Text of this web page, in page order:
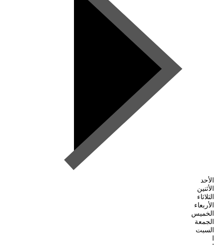
الأحد
الأثنين
الثلاثاء
الأربعاء
الخميس
الجمعة
السبت